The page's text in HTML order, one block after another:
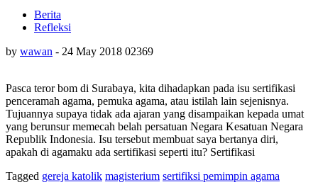
Berita
Refleksi
by wawan - 24 May 2018 02369
Pasca teror bom di Surabaya, kita dihadapkan pada isu sertifikasi
penceramah agama, pemuka agama, atau istilah lain sejenisnya.
Tujuannya supaya tidak ada ajaran yang disampaikan kepada umat
yang berunsur memecah belah persatuan Negara Kesatuan Negara
Republik Indonesia. Isu tersebut membuat saya bertanya diri,
apakah di agamaku ada sertifikasi seperti itu? Sertifikasi
Tagged gereja katolik magisterium sertifiksi pemimpin agama